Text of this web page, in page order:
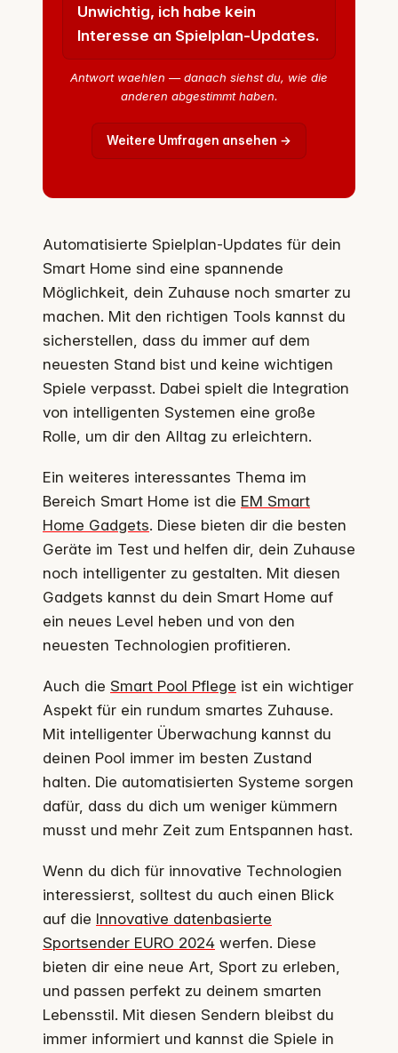
Unwichtig, ich habe kein
Interesse an Spielplan-Updates.
Antwort waehlen — danach siehst du, wie die
anderen abgestimmt haben.
Weitere Umfragen ansehen →
Automatisierte Spielplan-Updates für dein
Smart Home sind eine spannende
Möglichkeit, dein Zuhause noch smarter zu
machen. Mit den richtigen Tools kannst du
sicherstellen, dass du immer auf dem
neuesten Stand bist und keine wichtigen
Spiele verpasst. Dabei spielt die Integration
von intelligenten Systemen eine große
Rolle, um dir den Alltag zu erleichtern.
Ein weiteres interessantes Thema im
Bereich Smart Home ist die EM Smart
Home Gadgets. Diese bieten dir die besten
Geräte im Test und helfen dir, dein Zuhause
noch intelligenter zu gestalten. Mit diesen
Gadgets kannst du dein Smart Home auf
ein neues Level heben und von den
neuesten Technologien profitieren.
Auch die Smart Pool Pflege ist ein wichtiger
Aspekt für ein rundum smartes Zuhause.
Mit intelligenter Überwachung kannst du
deinen Pool immer im besten Zustand
halten. Die automatisierten Systeme sorgen
dafür, dass du dich um weniger kümmern
musst und mehr Zeit zum Entspannen hast.
Wenn du dich für innovative Technologien
interessierst, solltest du auch einen Blick
auf die Innovative datenbasierte
Sportsender EURO 2024 werfen. Diese
bieten dir eine neue Art, Sport zu erleben,
und passen perfekt zu deinem smarten
Lebensstil. Mit diesen Sendern bleibst du
immer informiert und kannst die Spiele in